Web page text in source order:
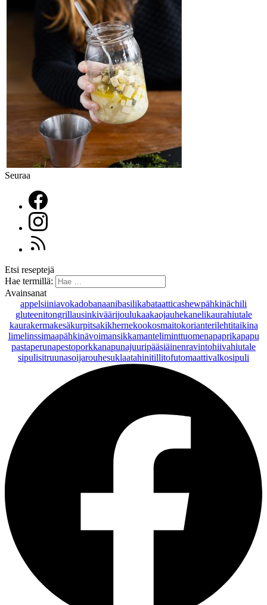
Seuraa
Etsi reseptejä
Hae termillä:
Avainsanat
appelsiiniavokadobanaanibasilikabataatticashewpähkinächili
gluteenitongrillausinkiväärijoulukaakaojauhekanelikaurahiutale
kaurakermakesäkurpitsakikhernekookosmaitokorianterilehtitaikina
limelinssimaapähkinävoimansikkamanteliminttuomenapaprikapapu
pastaperunapestoporkkanapunajuuripääsiäinenravintohiivahiutale
sipulisitruunasoijarouhesuklaatahinitillitofutomaattivalkosipuli